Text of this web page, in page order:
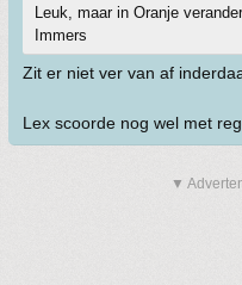
Leuk, maar in Oranje
Immers
Zit er niet ver van af
Lex scoorde nog wel met
▼